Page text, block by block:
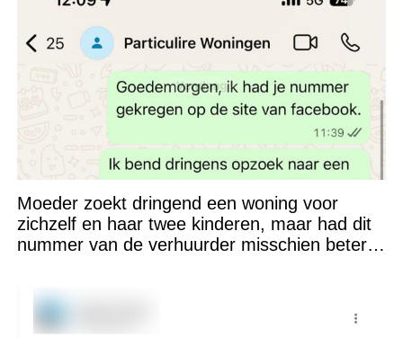
Moeder zoekt dringend een woning voor
zichzelf en haar twee kinderen, maar had dit
nummer van de verhuurder misschien beter